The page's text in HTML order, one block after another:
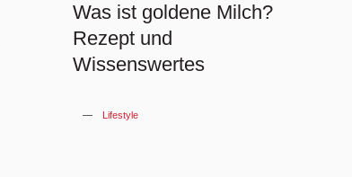
Was ist goldene Milch?
Rezept und
Wissenswertes
Lifestyle